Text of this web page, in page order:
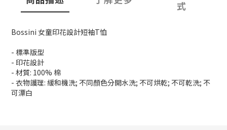
式
Bossini 女童印花設計短袖T恤
- 標準版型
- 印花設計
- 材質: 100% 棉
- 衣物護理: 緩和機洗; 不同顏色分開水洗; 不可烘乾; 不可乾洗; 不
可漂白